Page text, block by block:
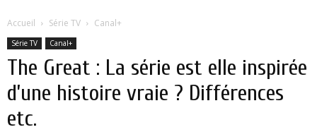
Accueil Série TV Canal+
Série TV Canal+
The Great : La série est elle inspirée
d’une histoire vraie ? Différences
etc.